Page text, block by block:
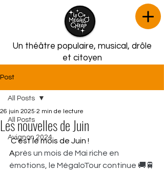
Un théâtre populaire, musical, drôle
et citoyen
Post
All Posts
Avignon 2024
All Posts
Les nouvelles de Juin
26 juin 2025 2 min de lecture
C'est le mois de Juin !
Après un mois de Mai riche en
émotions, le MégaloTour continue 🚚🚆